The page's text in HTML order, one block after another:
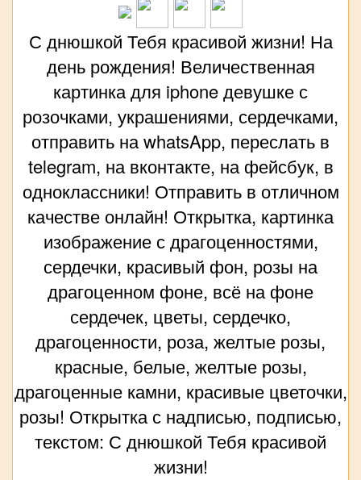
С днюшкой Тебя красивой жизни! На
день рождения! Величественная
картинка для iphone девушке с
розочками, украшениями, сердечками,
отправить на whatsApp, переслать в
telegram, на вконтакте, на фейсбук, в
одноклассники! Отправить в отличном
качестве онлайн! Открытка, картинка
изображение с драгоценностями,
сердечки, красивый фон, розы на
драгоценном фоне, всё на фоне
сердечек, цветы, сердечко,
драгоценности, роза, желтые розы,
красные, белые, желтые розы,
драгоценные камни, красивые цветочки,
розы! Открытка с надписью, подписью,
текстом: С днюшкой Тебя красивой
жизни!